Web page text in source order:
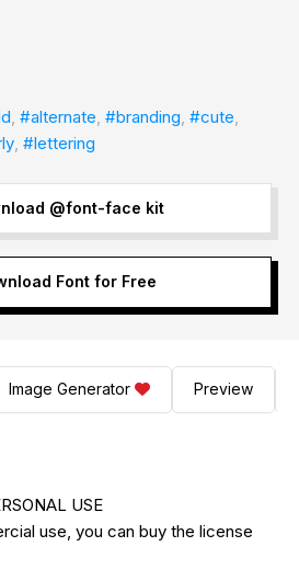
, #alternate, #branding, #cute,
, #lettering
@font-face kit
Font for Free
Image Generator Preview
USE
use, you can buy the license